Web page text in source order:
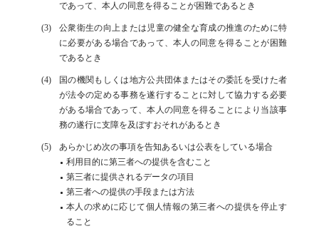
であって、本人の同意を得ることが困難であるとき
公衆衛生の向上または児童の健全な育成の推進のために特
に必要がある場合であって、本人の同意を得ることが困難
であるとき
国の機関もしくは地方公共団体またはその委託を受けた者
が法令の定める事務を遂行することに対して協力する必要
がある場合であって、本人の同意を得ることにより当該事
務の遂行に支障を及ぼすおそれがあるとき
あらかじめ次の事項を告知あるいは公表をしている場合
利用目的に第三者への提供を含むこと
第三者に提供されるデータの項目
第三者への提供の手段または方法
本人の求めに応じて個人情報の第三者への提供を停止す
ること